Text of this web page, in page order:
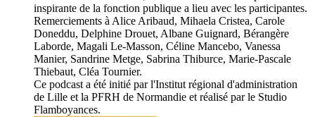
inspirante de la fonction publique a lieu avec les participantes.
Remerciements à Alice Aribaud, Mihaela Cristea, Carole
Doneddu, Delphine Drouet, Albane Guignard, Bérangère
Laborde, Magali Le-Masson, Céline Mancebo, Vanessa
Manier, Sandrine Metge, Sabrina Thiburce, Marie-Pascale
Thiebaut, Cléa Tournier.
Ce podcast a été initié par l'Institut régional d'administration
de Lille et la PFRH de Normandie et réalisé par le Studio
Flamboyances.